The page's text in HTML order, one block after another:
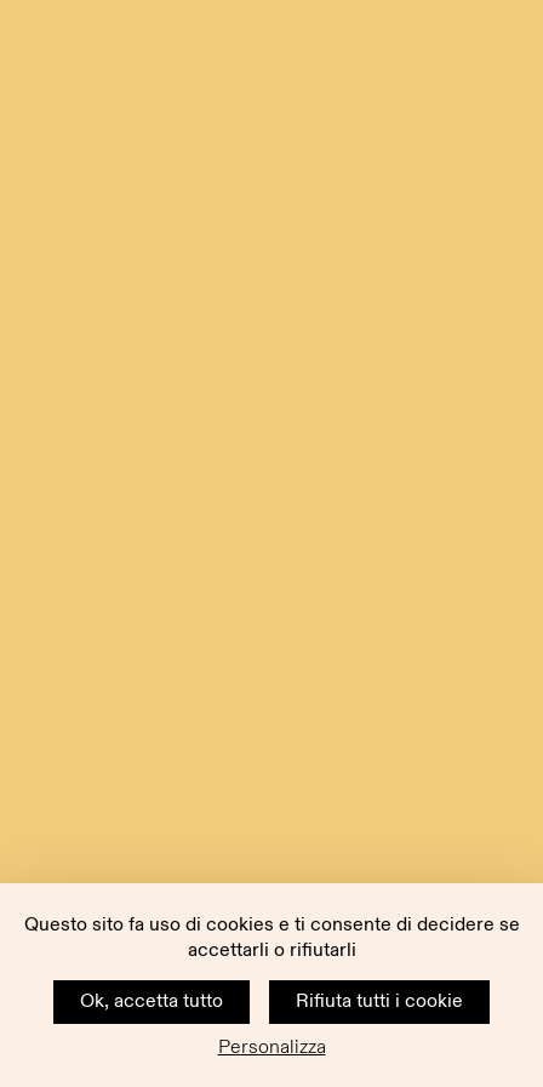
Questo sito fa uso di cookies e ti consente di decidere se
accettarli o rifiutarli
Ok, accetta tutto
Rifiuta tutti i cookie
Personalizza